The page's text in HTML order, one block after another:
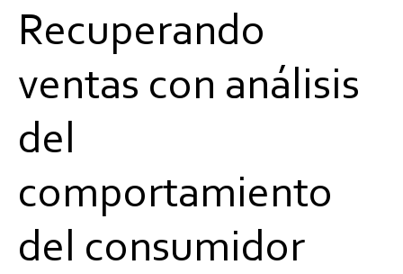
Insights
Recuperando
ventas con análisis
del
comportamiento
del consumidor